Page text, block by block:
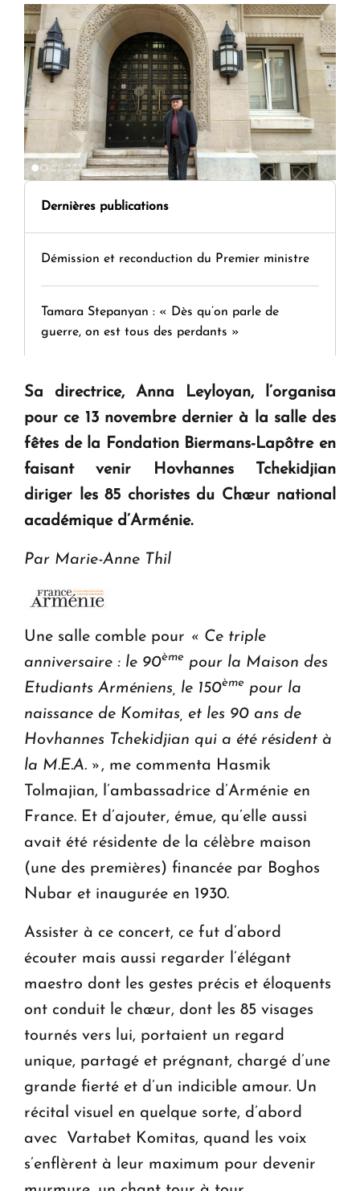
Dernières publications
Démission et reconduction du Premier ministre
Tamara Stepanyan : « Dès qu’on parle de
guerre, on est tous des perdants »
" Tant qu'il n'existe pas d'alternative concrète, la
KASA : 30 ans d'audace, de résilience et d'avenir
en Arménie
Le premier hôtel Hyatt Regency d'Arménie
ouvrira ses portes à Dilijan
Sa directrice, Anna Leyloyan, l’organisa
pour ce 13 novembre dernier à la salle des
fêtes de la Fondation Biermans-Lapôtre en
faisant venir Hovhannes Tchekidjian
diriger les 85 choristes du Chœur national
académique d’Arménie.
Par Marie-Anne Thil
Une salle comble pour « Ce triple
anniversaire : le 90ème pour la Maison des
Etudiants Arméniens, le 150ème pour la
naissance de Komitas, et les 90 ans de
Hovhannes Tchekidjian qui a été résident à
la M.E.A. » , me commenta Hasmik
Tolmajian, l’ambassadrice d’Arménie en
France. Et d’ajouter, émue, qu’elle aussi
avait été résidente de la célèbre maison
(une des premières) financée par Boghos
Nubar et inaugurée en 1930.
Assister à ce concert, ce fut d’abord
écouter mais aussi regarder l’élégant
maestro dont les gestes précis et éloquents
ont conduit le chœur, dont les 85 visages
tournés vers lui, portaient un regard
unique, partagé et prégnant, chargé d’une
grande fierté et d’un indicible amour. Un
récital visuel en quelque sorte, d’abord
avec Vartabet Komitas, quand les voix
s’enflèrent à leur maximum pour devenir